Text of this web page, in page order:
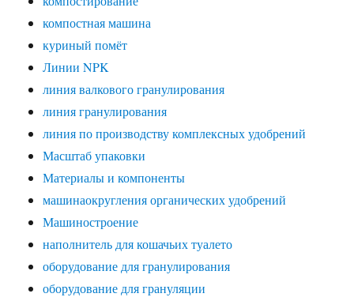
компостная машина
куриный помёт
Линии NPK
линия валкового гранулирования
линия гранулирования
линия по производству комплексных удобрений
Масштаб упаковки
Материалы и компоненты
машинаокругления органических удобрений
Машиностроение
наполнитель для кошачьих туалето
оборудование для гранулирования
оборудование для грануляции